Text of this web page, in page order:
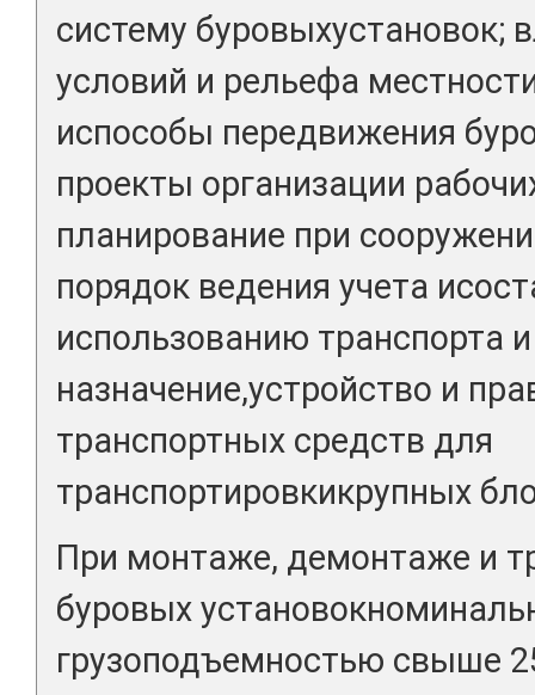
систему буровыхустановок;
условий и рельефа
испособы передвижения
проекты организации
планирование при
порядок ведения учета
использованию транспорта
назначение,устройство и
транспортных средств для
транспортировкикрупных
При монтаже, демонтаже и
буровых
грузоподъемностью свыше